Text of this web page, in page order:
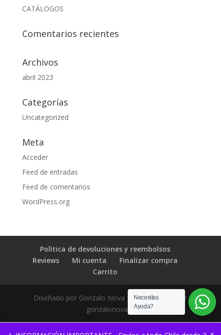
CATÁLOGOS
Comentarios recientes
Archivos
abril 2023
Categorías
Uncategorized
Meta
Acceder
Feed de entradas
Feed de comentarios
WordPress.org
Política de devoluciones y reembolsos
Reviews
Mi cuenta
Finalizar compra
Carrito
Diseñado por Gonzalo Nova | Desarrollado por
gonzalonova.cl
Necesitas
Ayuda?